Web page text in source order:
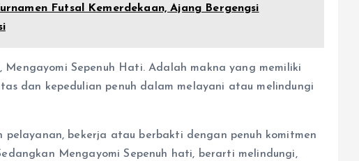
Futsal Kemerdekaan, Ajang Bergengsi
Sepenuh Hati. Adalah makna yang memiliki
dan kepedulian penuh dalam melayani atau melindungi
bekerja atau berbakti dengan penuh komitmen
Mengayomi Sepenuh hati, berarti melindungi,